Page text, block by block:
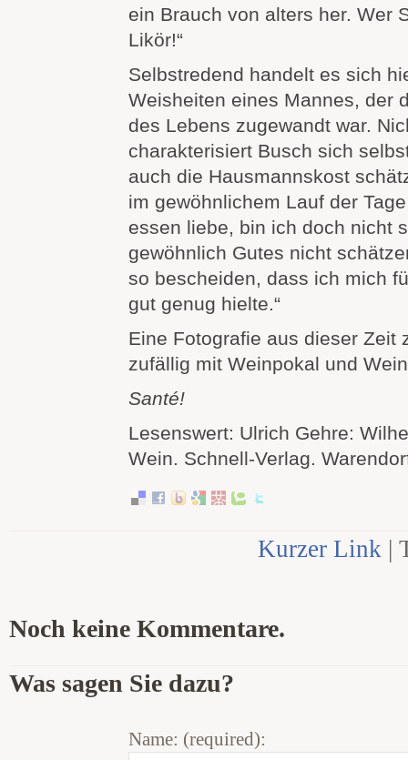
ein Brauch von alters her. Wer
Likör!“
Selbstredend handelt es sich
Weisheiten eines Mannes, der
des Lebens zugewandt war.
charakterisiert Busch sich
auch die Hausmannskost
im gewöhnlichem Lauf der
essen liebe, bin ich doch nicht
gewöhnlich Gutes nicht
so bescheiden, dass ich mich
gut genug hielte.“
Eine Fotografie aus dieser Zeit
zufällig mit Weinpokal und
Santé!
Lesenswert: Ulrich Gehre:
Wein. Schnell-Verlag.
Kurzer Link |
Noch keine Kommentare.
Was sagen Sie dazu?
Name: (required):